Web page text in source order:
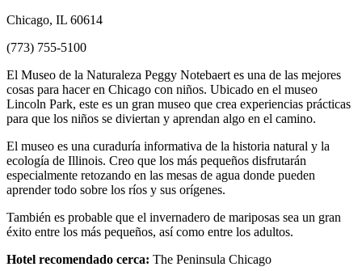
Chicago, IL 60614
(773) 755-5100
El Museo de la Naturaleza Peggy Notebaert es una de las mejores
cosas para hacer en Chicago con niños. Ubicado en el museo
Lincoln Park, este es un gran museo que crea experiencias prácticas
para que los niños se diviertan y aprendan algo en el camino.
El museo es una curaduría informativa de la historia natural y la
ecología de Illinois. Creo que los más pequeños disfrutarán
especialmente retozando en las mesas de agua donde pueden
aprender todo sobre los ríos y sus orígenes.
También es probable que el invernadero de mariposas sea un gran
éxito entre los más pequeños, así como entre los adultos.
Hotel recomendado cerca: The Peninsula Chicago